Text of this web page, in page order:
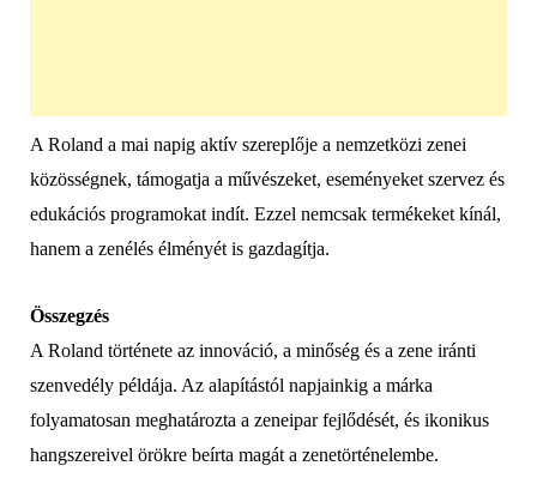
A Roland a mai napig aktív szereplője a nemzetközi zenei
közösségnek, támogatja a művészeket, eseményeket szervez és
edukációs programokat indít. Ezzel nemcsak termékeket kínál,
hanem a zenélés élményét is gazdagítja.
Összegzés
A Roland története az innováció, a minőség és a zene iránti
szenvedély példája. Az alapítástól napjainkig a márka
folyamatosan meghatározta a zeneipar fejlődését, és ikonikus
hangszereivel örökre beírta magát a zenetörténelembe.